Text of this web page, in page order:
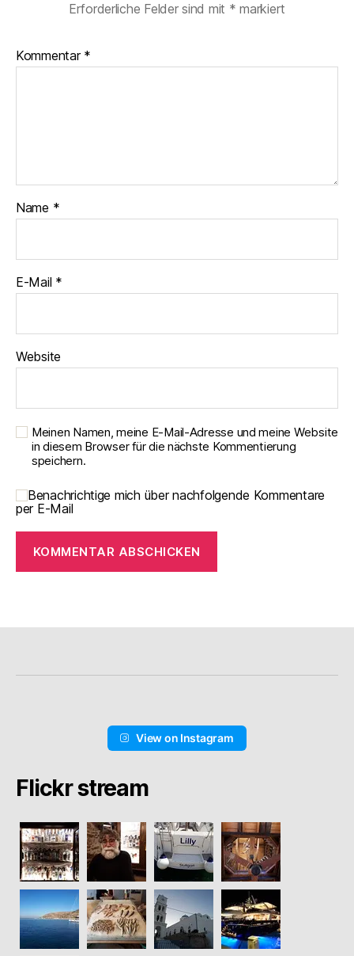
Erforderliche Felder sind mit * markiert
Kommentar *
Name *
E-Mail *
Website
Meinen Namen, meine E-Mail-Adresse und meine Website
in diesem Browser für die nächste Kommentierung
speichern.
Benachrichtige mich über nachfolgende Kommentare
per E-Mail
View on Instagram
Flickr stream